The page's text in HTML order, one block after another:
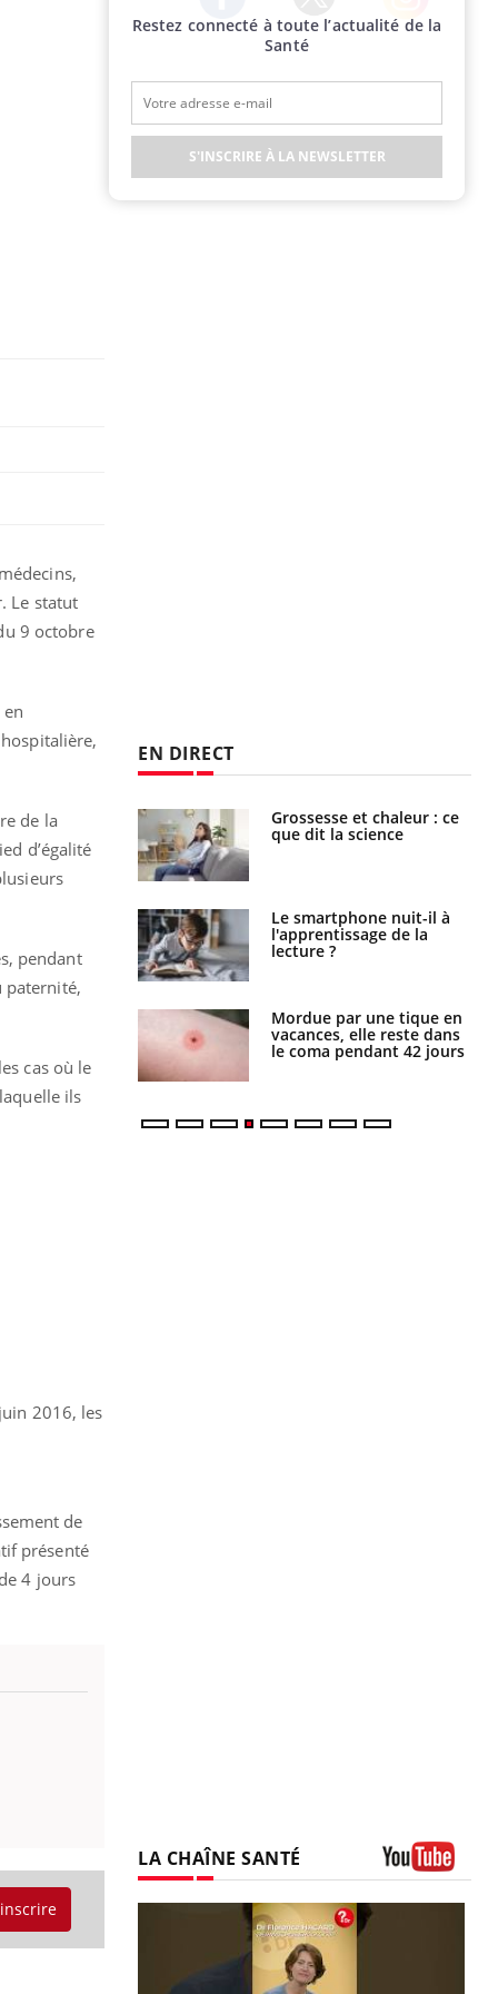
Le statut
9 octobre
de la
d’égalité
pendant
paternité,
cas où le
ils
2016, les
de
présenté
4 jours
Facebook Twitter Instagram
EN DIRECT
:
le risque de
t-il ?
Grossesse et chaleur : ce
que dit la science
Le smartphone nuit-il à
l'apprentissage de la
lecture ?
Mordue par une tique en
vacances, elle reste dans
le coma pendant 42 jours
LA CHAÎNE SANTÉ
Restez connecté à toute l’actualité de la
Santé
S'INSCRIRE À LA NEWSLETTER